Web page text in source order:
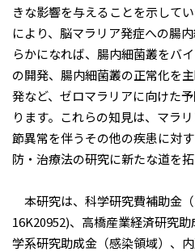
きな影響を与えることを⽰して
により、脳マラリア発症への腸
らかになれば、腸内細菌叢をバ
の開発、腸内細菌叢の正常化を
発など、ゼロマラリアに向けた
ります。これらの知⾒は、マラ
節異常を伴うその他の疾患に対
防・治療法の研究に新たな道を拓
本研究は、科学研究費補助⾦
16K20952)、⾼橋産業経済研究
学系研究助成⾦（感染領域）、